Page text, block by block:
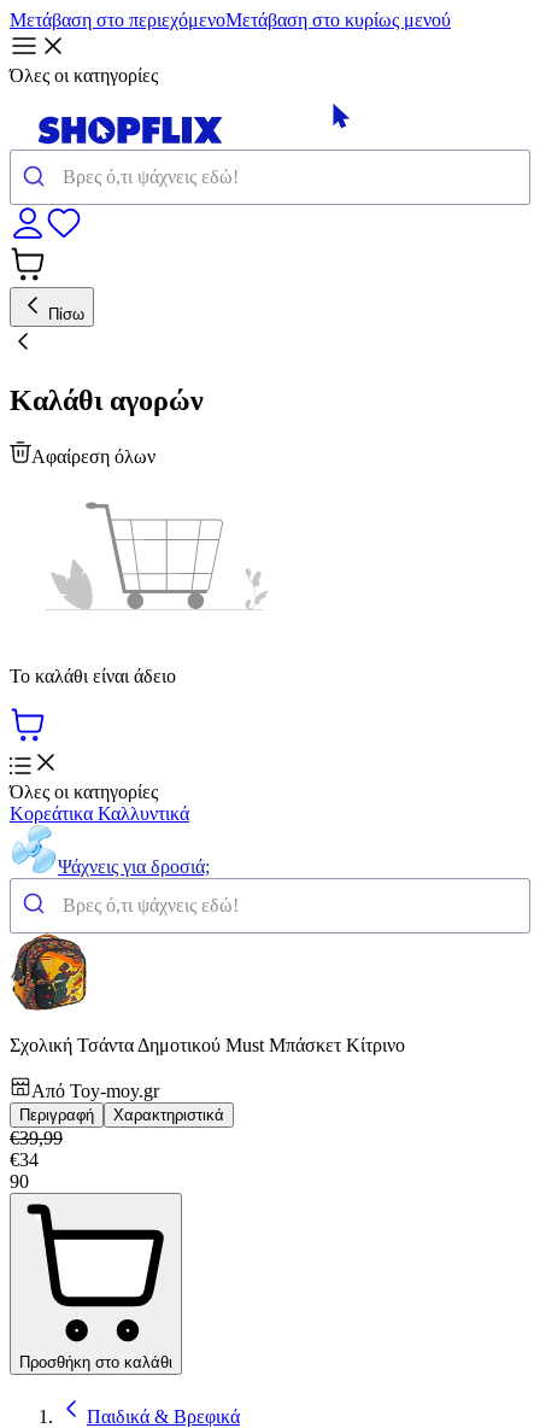
Μετάβαση στο περιεχόμενοΜετάβαση στο κυρίως μενού
Όλες οι κατηγορίες
Πίσω
Καλάθι αγορών
Αφαίρεση όλων
Το καλάθι είναι άδειο
Όλες οι κατηγορίες
Κορεάτικα Καλλυντικά
Ψάχνεις για δροσιά;
Σχολική Τσάντα Δημοτικού Must Μπάσκετ Κίτρινο
Από Toy-moy.gr
Περιγραφή Χαρακτηριστικά
€39,99
€34
90
Προσθήκη στο καλάθι
Παιδικά & Βρεφικά